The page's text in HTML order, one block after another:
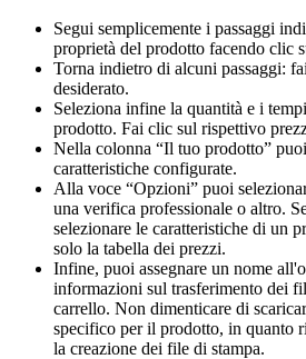
Segui semplicemente i passaggi
proprietà del prodotto facendo clic
Torna indietro di alcuni passaggi:
desiderato.
Seleziona infine la quantità e i
prodotto. Fai clic sul rispettivo
Nella colonna “Il tuo prodotto”
caratteristiche configurate.
Alla voce “Opzioni” puoi
una verifica professionale o altro.
selezionare le caratteristiche di un
solo la tabella dei prezzi.
Infine, puoi assegnare un nome
informazioni sul trasferimento dei
carrello. Non dimenticare di
specifico per il prodotto, in quanto
la creazione dei file di stampa.